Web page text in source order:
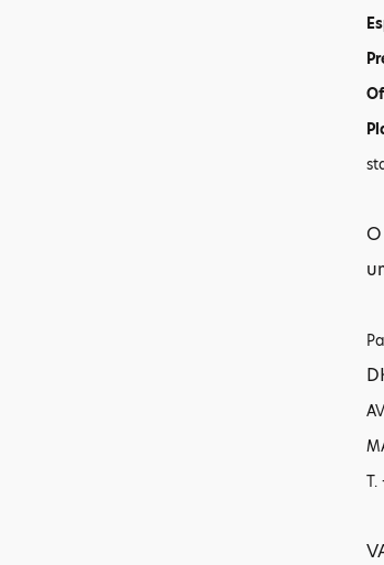
T.